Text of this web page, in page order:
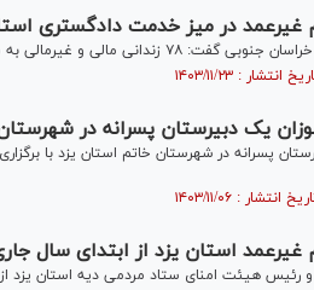
به مناسبت ۴۶ سالگی انقلاب اسلامی در استان آزاد شدند.
یک دبیرستان پسرانه در
ستاد مردمی دیه استان یزد از آزادی ۱۶۲ محکوم مالی جرایم غیرعمد در ۱۰ ماهه سال